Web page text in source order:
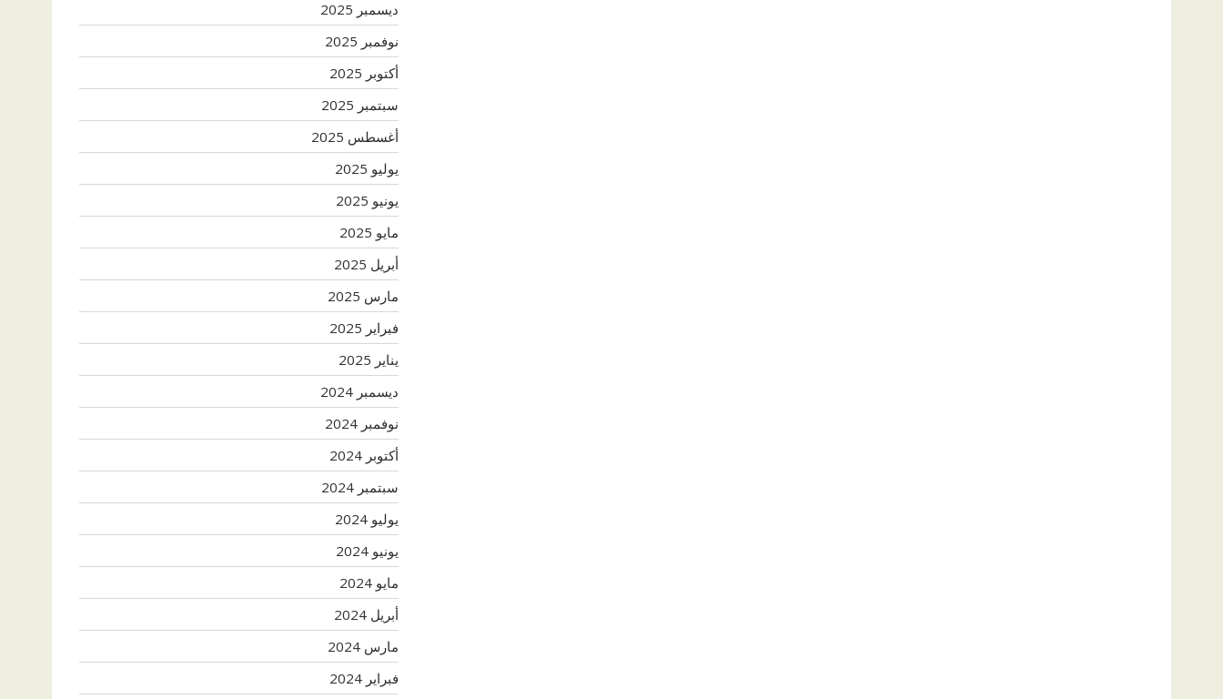
ديسمبر 2025
نوفمبر 2025
أكتوبر 2025
سبتمبر 2025
أغسطس 2025
يوليو 2025
يونيو 2025
مايو 2025
أبريل 2025
مارس 2025
فبراير 2025
يناير 2025
ديسمبر 2024
نوفمبر 2024
أكتوبر 2024
سبتمبر 2024
يوليو 2024
يونيو 2024
مايو 2024
أبريل 2024
مارس 2024
فبراير 2024